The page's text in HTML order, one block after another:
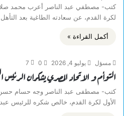
كتب- مصطفي عبد الناصر أعرب محمد
لكرة القدم، عن سعادته الطاغية بعد
أكمل القراءة »
مسؤل يوليو 4, 2026 0
7
التوأم و الاتحاد المصري يشكران
كتب- مصطفى عبد الناصر وجه حسام حسن،
الأول لكرة القدم، خالص شكره للرئيس